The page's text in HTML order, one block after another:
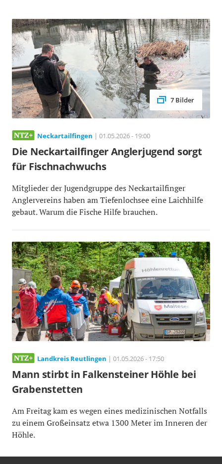
7 Bilder
Neckartailfingen | 01.05.2026 - 19:00
Die Neckartailfinger Anglerjugend sorgt
für Fischnachwuchs
Mitglieder der Jugendgruppe des Neckartailfinger
Anglervereins haben am Tiefenlochsee eine Laichhilfe
gebaut. Warum die Fische Hilfe brauchen.
Landkreis Reutlingen | 01.05.2026 - 17:50
Mann stirbt in Falkensteiner Höhle bei
Grabenstetten
Am Freitag kam es wegen eines medizinischen Notfalls
zu einem Großeinsatz etwa 1300 Meter im Inneren der
Höhle.